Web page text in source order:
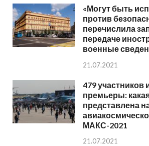
«Могут быть
против
перечислила
передаче
военные
21.07.2021
479 участников
премьеры:
представлена
МАКС-2021
21.07.2021